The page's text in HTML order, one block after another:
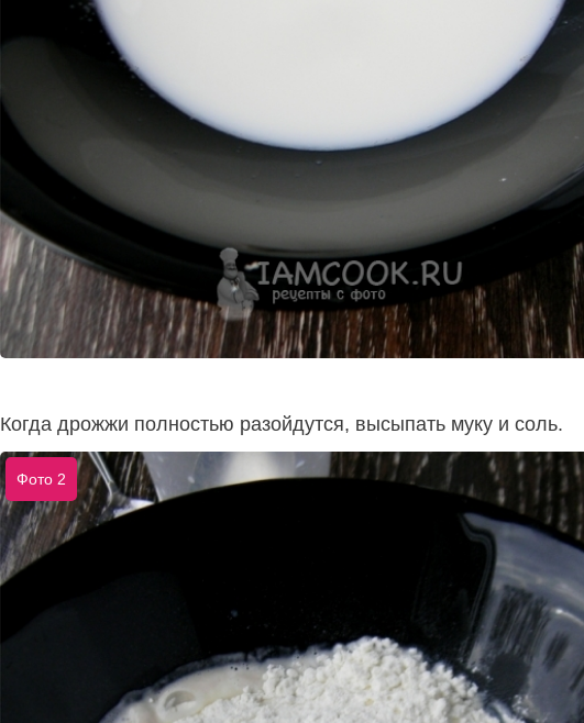
Когда дрожжи полностью разойдутся, высыпать муку и соль.
Фото 2